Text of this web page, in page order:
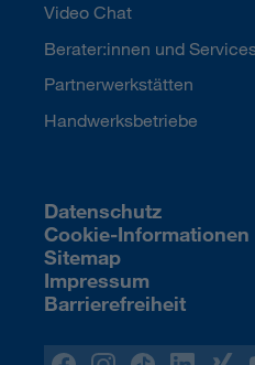
Video Chat
Berater:innen und
Partnerwerkstätten
Handwerksbetriebe
Datenschutz
Cookie-Informationen
Sitemap
Impressum
Barrierefreiheit